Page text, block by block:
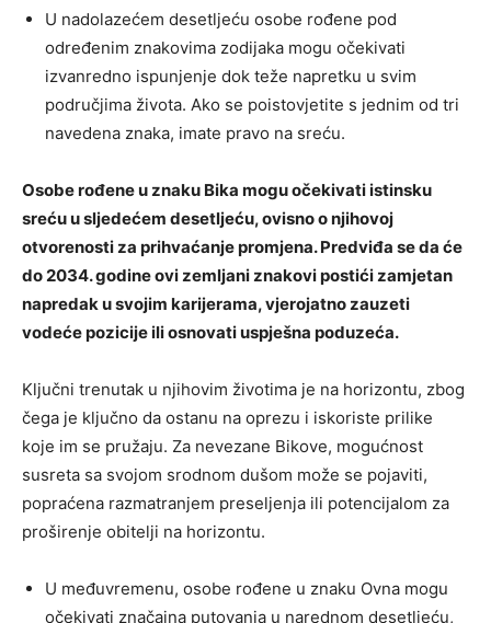
U nadolazećem desetljeću osobe rođene pod
određenim znakovima zodijaka mogu očekivati ​​
izvanredno ispunjenje dok teže napretku u svim
područjima života. Ako se poistovjetite s jednim od tri
navedena znaka, imate pravo na sreću.
Osobe rođene u znaku Bika mogu očekivati ​​istinsku
sreću u sljedećem desetljeću, ovisno o njihovoj
otvorenosti za prihvaćanje promjena. Predviđa se da će
do 2034. godine ovi zemljani znakovi postići zamjetan
napredak u svojim karijerama, vjerojatno zauzeti
vodeće pozicije ili osnovati uspješna poduzeća.
Ključni trenutak u njihovim životima je na horizontu, zbog
čega je ključno da ostanu na oprezu i iskoriste prilike
koje im se pružaju. Za nevezane Bikove, mogućnost
susreta sa svojom srodnom dušom može se pojaviti,
popraćena razmatranjem preseljenja ili potencijalom za
proširenje obitelji na horizontu.
U međuvremenu, osobe rođene u znaku Ovna mogu
očekivati ​​značajna putovanja u narednom desetljeću,